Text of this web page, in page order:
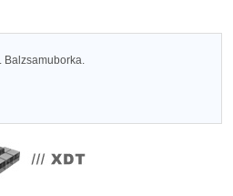
Balzsamuborka.